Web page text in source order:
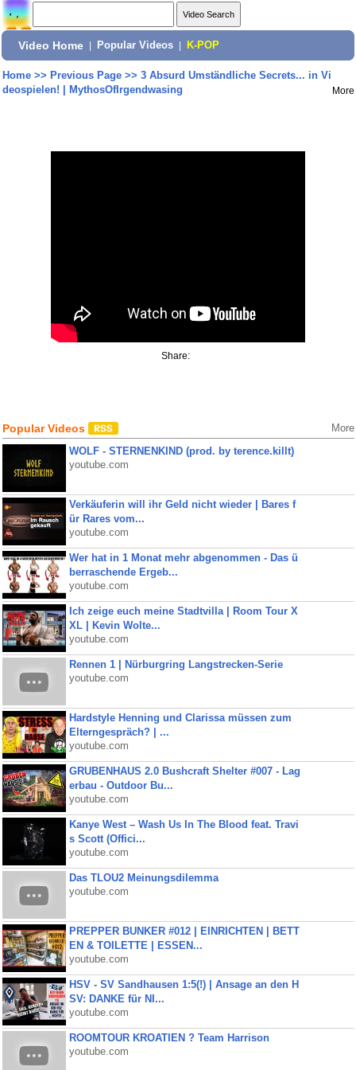
Video Home Popular Videos K-POP
Home>> Previous Page>> 3 Absurd Umständliche Secrets... in Vi
deospielen! | MythosOfIrgendwasing
More
Share:
Popular Videos More
WOLF - STERNENKIND (prod. by terence.killt)
youtube.com
Verkäuferin will ihr Geld nicht wieder | Bares f
ür Rares vom...
youtube.com
Wer hat in 1 Monat mehr abgenommen - Das ü
berraschende Ergeb...
youtube.com
Ich zeige euch meine Stadtvilla | Room Tour X
XL | Kevin Wolte...
youtube.com
Rennen 1 | Nürburgring Langstrecken-Serie
youtube.com
Hardstyle Henning und Clarissa müssen zum
Elterngespräch? | ...
youtube.com
GRUBENHAUS 2.0 Bushcraft Shelter #007 - Lag
erbau - Outdoor Bu...
youtube.com
Kanye West – Wash Us In The Blood feat. Travi
s Scott (Offici...
youtube.com
Das TLOU2 Meinungsdilemma
youtube.com
PREPPER BUNKER #012 | EINRICHTEN | BETT
EN & TOILETTE | ESSEN...
youtube.com
HSV - SV Sandhausen 1:5(!) | Ansage an den H
SV: DANKE für NI...
youtube.com
ROOMTOUR KROATIEN ? Team Harrison
youtube.com